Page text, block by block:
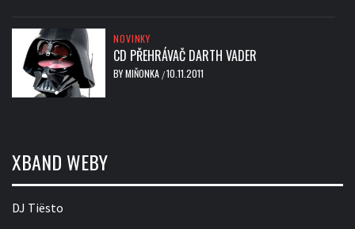
NOVINKY
CD PŘEHRÁVAČ DARTH VADER
BYMIŇONKA /10.11.2011
XBAND WEBY
DJ Tiësto